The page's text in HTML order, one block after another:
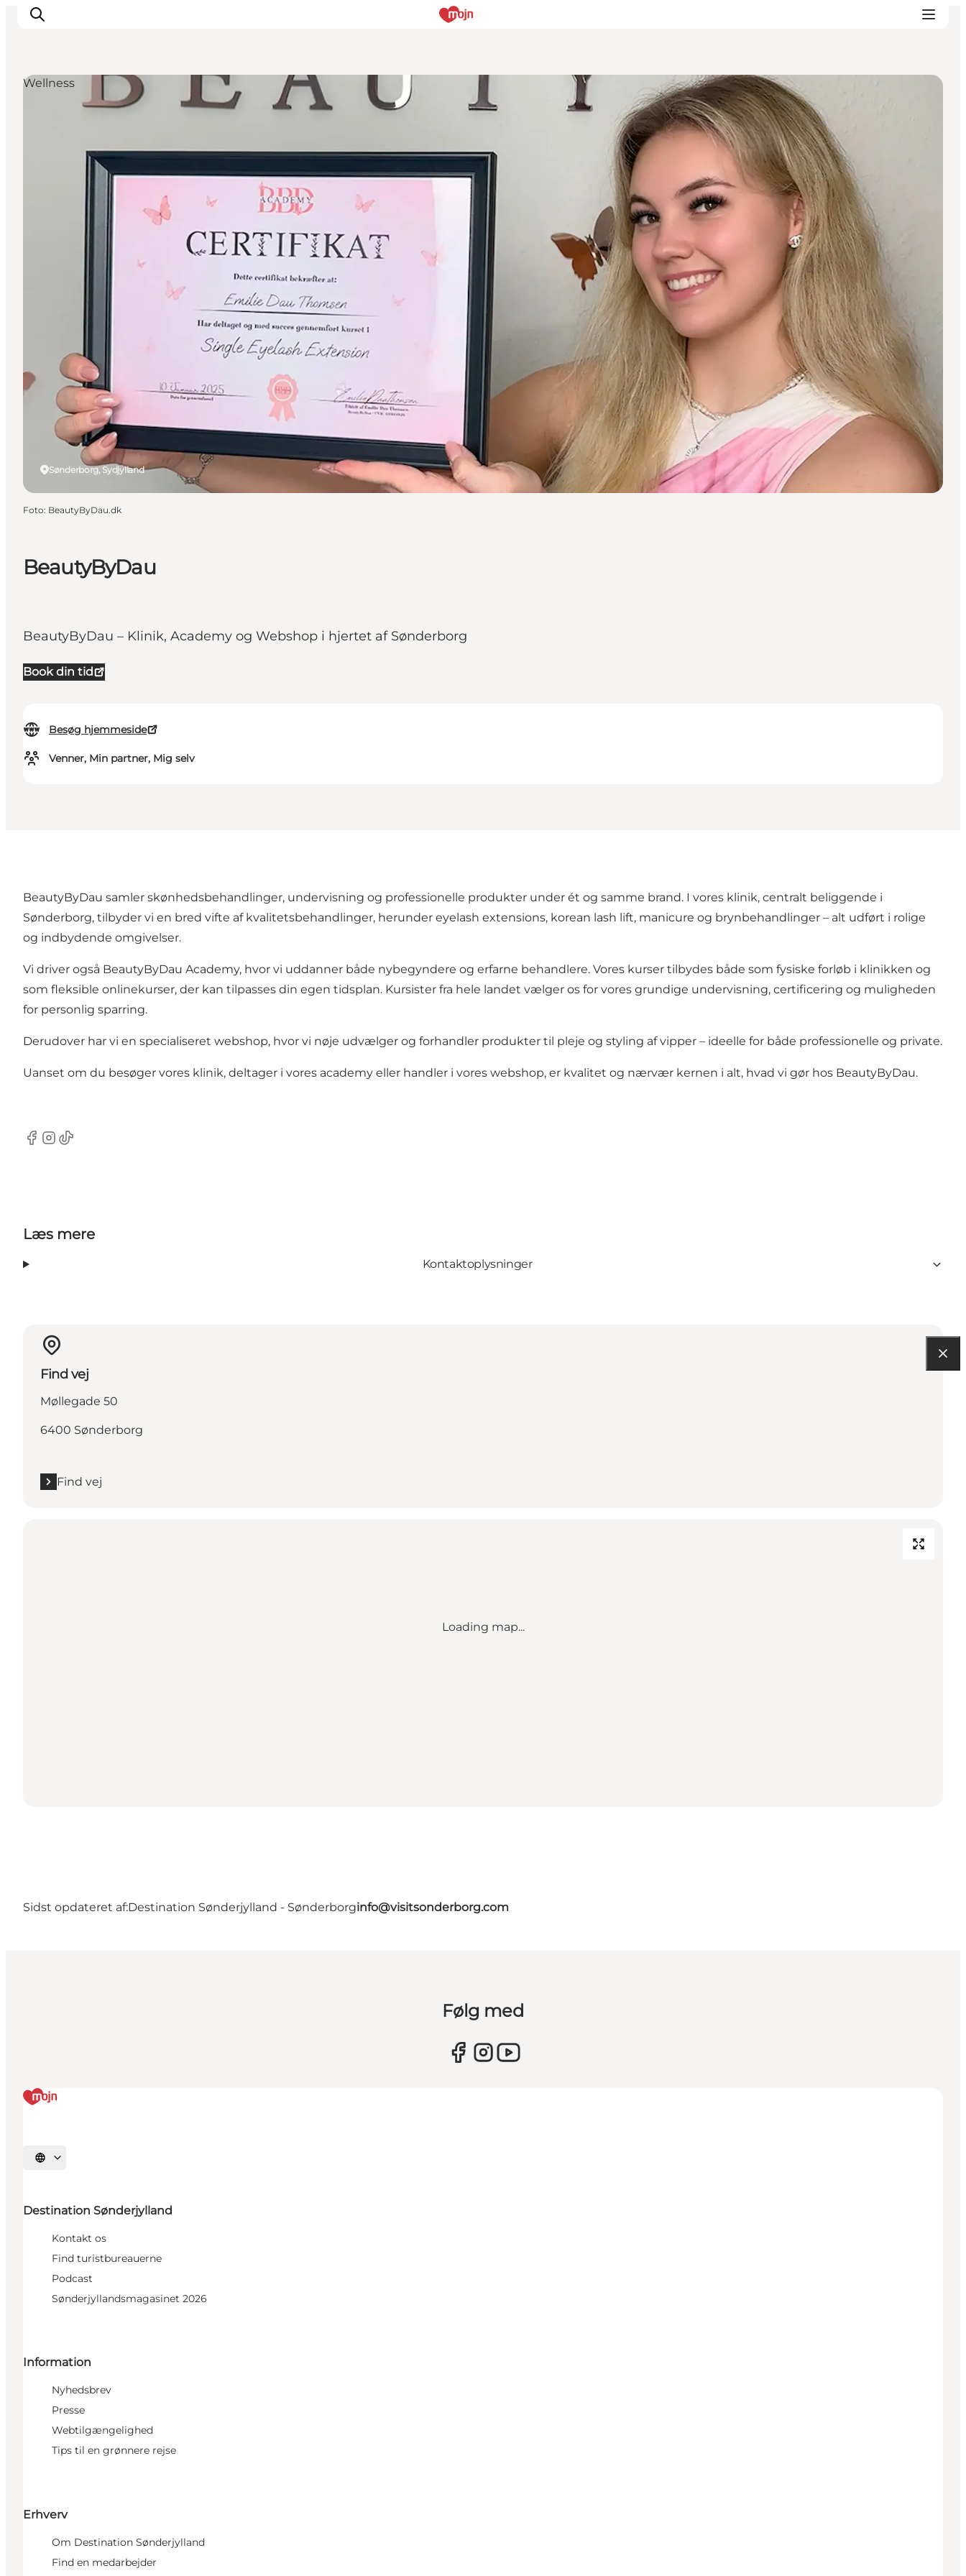
Det sker
Overnatning
Planlæg din ferie
BeautyByDau
BeautyByDau – Klinik, Academy og Webshop i hjertet af Sønderborg
Book din tid
Besøg hjemmeside
Venner, Min partner, Mig selv
Sønderborg, Sydjylland
Wellness
Foto: BeautyByDau.dk
BeautyByDau samler skønhedsbehandlinger, undervisning og professionelle produkter under ét og samme brand. I vores klinik, centralt beliggende i
Sønderborg, tilbyder vi en bred vifte af kvalitetsbehandlinger, herunder eyelash extensions, korean lash lift, manicure og brynbehandlinger – alt udført i rolige
og indbydende omgivelser.
Vi driver også BeautyByDau Academy, hvor vi uddanner både nybegyndere og erfarne behandlere. Vores kurser tilbydes både som fysiske forløb i klinikken og
som fleksible onlinekurser, der kan tilpasses din egen tidsplan. Kursister fra hele landet vælger os for vores grundige undervisning, certificering og muligheden
for personlig sparring.
Derudover har vi en specialiseret webshop, hvor vi nøje udvælger og forhandler produkter til pleje og styling af vipper – ideelle for både professionelle og private.
Uanset om du besøger vores klinik, deltager i vores academy eller handler i vores webshop, er kvalitet og nærvær kernen i alt, hvad vi gør hos BeautyByDau.
Facebook
Instagram
TikTok
Læs mere
Kontaktoplysninger
Find vej
Møllegade 50
6400 Sønderborg
Find vej
Loading map...
Sidst opdateret af:Destination Sønderjylland - Sønderborginfo@visitsonderborg.com
Følg med
Vælg sprog
Destination Sønderjylland
Kontakt os
Find turistbureauerne
Podcast
Sønderjyllandsmagasinet 2026
Information
Nyhedsbrev
Presse
Webtilgængelighed
Tips til en grønnere rejse
Erhverv
Om Destination Sønderjylland
Find en medarbejder